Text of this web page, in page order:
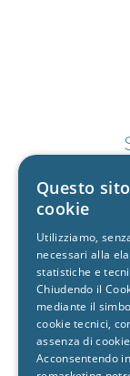
V.le
Via
Questo
cookie
Utilizziamo,
necessari alla
statistiche e
Chiudendo il
mediante il
cookie tecnici,
assenza di
Acconsentendo